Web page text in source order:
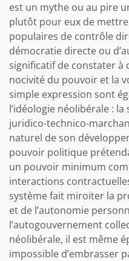
est un mythe ou au pire
plutôt pour eux de
populaires de contrôle
démocratie directe ou
significatif de constater à
nocivité du pouvoir et la
simple expression sont
l’idéologie néolibérale :
juridico-technico-
naturel de son
pouvoir politique
un pouvoir minimum
interactions
système fait miroiter la
et de l’autonomie
l’autogouvernement
néolibérale, il est même
impossible d’embrasser